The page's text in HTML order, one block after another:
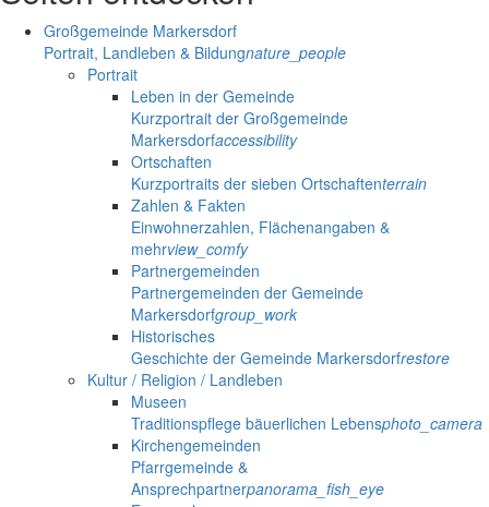
Großgemeinde Markersdorf
Portrait, Landleben & Bildungnature_people
Portrait
Leben in der Gemeinde
Kurzportrait der Großgemeinde
Markersdorfaccessibility
Ortschaften
Kurzportraits der sieben Ortschaftenterrain
Zahlen & Fakten
Einwohnerzahlen, Flächenangaben &
mehrview_comfy
Partnergemeinden
Partnergemeinden der Gemeinde
Markersdorfgroup_work
Historisches
Geschichte der Gemeinde Markersdorfrestore
Kultur / Religion / Landleben
Museen
Traditionspflege bäuerlichen Lebensphoto_camera
Kirchengemeinden
Pfarrgemeinde &
Ansprechpartnerpanorama_fish_eye